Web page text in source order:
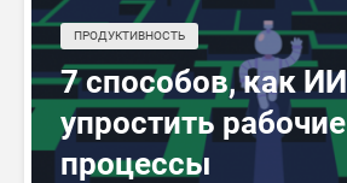
ПРОДУКТИВНОСТЬ
7 способов, как
упростить рабочие
процессы